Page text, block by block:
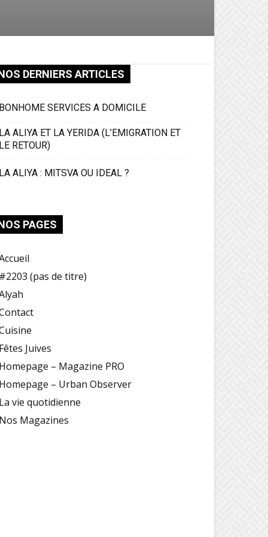
DERNIERS ARTICLES
SERVICES A DOMICILE
ALIYA ET LA YERIDA (L’EMIGRATION ET
RETOUR)
ALIYA : MITSVA OU IDEAL ?
PAGES
(pas de titre)
Juives
– Magazine PRO
– Urban Observer
vie quotidienne
Magazines